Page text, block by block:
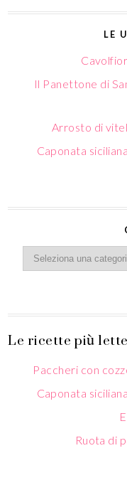
LE
Il Panettone di
Arrosto di
Caponata
Le ricette più
Paccheri con
Caponata
Ruota di